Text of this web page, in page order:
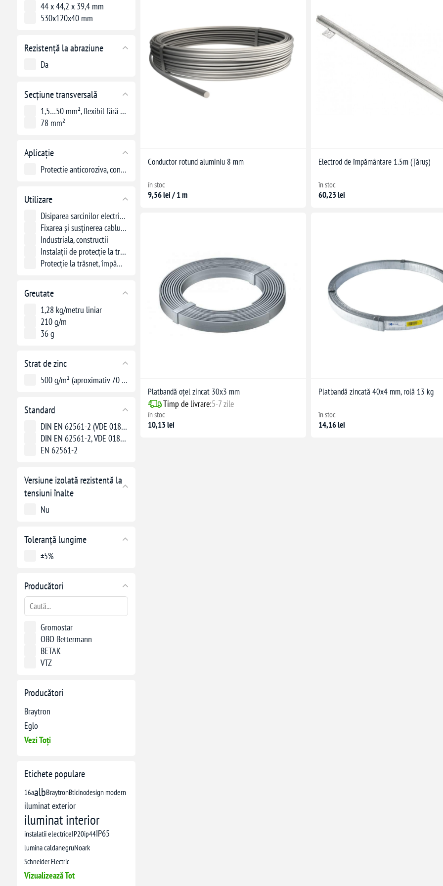
44 x 44,2 x 39,4 mm
530x120x40 mm
Rezistență la abraziune
Da
Secțiune transversală
1,5…50 mm², flexibil fără terminal; 1,5…50 mm², solid
78 mm²
Aplicație
Protectie anticoroziva, conductivitate electrica
Utilizare
Disiparea sarcinilor electrice rezultate în urma descărcării loviturii de trăsnet
Fixarea și susținerea cablurilor electrice
Industriala, constructii
Instalații de protecție la trăsnet și legare la pământ
Protecție la trăsnet, împământare, egalizare de potențial
Greutate
1,28 kg/metru liniar
210 g/m
36 g
Strat de zinc
500 g/m² (aproximativ 70 µm)
Standard
DIN EN 62561-2 (VDE 0185-561-2), VDE 0185-305 (IEC 62305)
DIN EN 62561-2, VDE 0185-305
EN 62561-2
Versiune izolată rezistentă la
tensiuni înalte
Nu
Toleranță lungime
±5%
Producători
Gromostar
OBO Bettermann
BETAK
VTZ
Producători
Braytron
Eglo
Vezi Toți
Etichete populare
16aalbBraytronBticinodesign modern
iluminat exterior
iluminat interior
instalatii electriceIP20ip44IP65
lumina caldanegruNoark
Schneider Electric
Vizualizează Tot
Conductor rotund aluminiu 8 mm
în stoc
9,56 lei / 1 m
Electrod de împământare 1.5m (Țăruș)
în stoc
60,23 lei
Platbandă oțel zincat 30x3 mm
Timp de livrare:5-7 zile
în stoc
10,13 lei
Platbandă zincată 40x4 mm, rolă 13 kg
în stoc
14,16 lei